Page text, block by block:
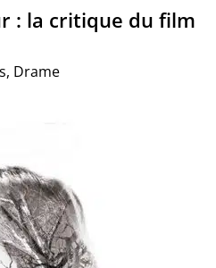
: la critique du film
Drame